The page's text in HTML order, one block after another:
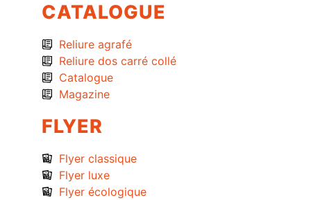
CATALOGUE
Reliure agrafé
Reliure dos carré collé
Catalogue
Magazine
FLYER
Flyer classique
Flyer luxe
Flyer écologique